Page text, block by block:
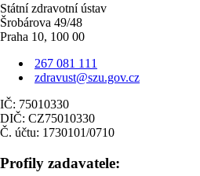
Státní zdravotní ústav
Šrobárova 49/48
Praha 10, 100 00
267 081 111
zdravust@szu.gov.cz
IČ: 75010330
DIČ: CZ75010330
Č. účtu: 1730101/0710
Profily zadavatele: